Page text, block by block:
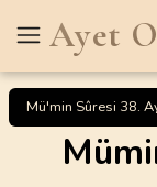
Ayet
Mü'min Sûresi 38.